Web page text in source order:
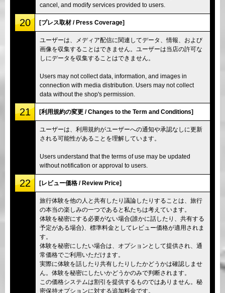
cancel, and modify services provided to users.
20 [プレス取材 / Press Coverage]
ユーザーは、メディア配信に関連してデータ、情報、および
画像を収集することはできません。ユーザーは当店の許可な
しにデータを収集することはできません。
Users may not collect data, information, and images in
connection with media distribution. Users may not collect
data without the shop's permission.
21 [利用規約の変更 / Changes to the Term and Conditions]
ユーザーは、利用規約がユーザーへの通知や承認なしに更新
される可能性があることを理解しています。
Users understand that the terms of use may be updated
without notification or approval to users.
22 [レビュー価格 / Review Price]
旅行体験を他の人と共有したり議論したりすることは、旅行
の本当の楽しみの一つであると私たちは考えています。
体験を秘密にする必要がない場合(誰かに話したり、共有する
予定がある場合)、標準料金としてレビュー価格が適用されま
す。
体験を秘密にしたい場合は、オプションとして提供され、通
常価格でご利用いただけます。
実際に体験を話したり共有したりしたかどうかは確認しませ
ん。体験を秘密にしたいかどうかのみで判断されます。
この価格システムは割引を提供するものではありません。秘
密保持オプションに対する追加料金です。